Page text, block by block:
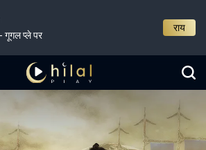
गूगल प्ले पर
राय